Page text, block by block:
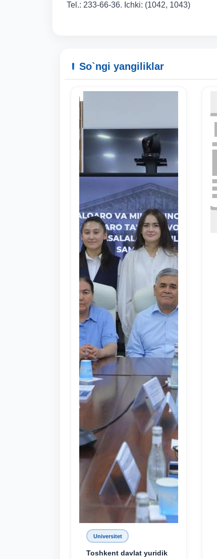
Tel.: 233-66-36. Ichki: (1042, 1043)
So`ngi yangiliklar
Universitet
Toshkent davlat yuridik